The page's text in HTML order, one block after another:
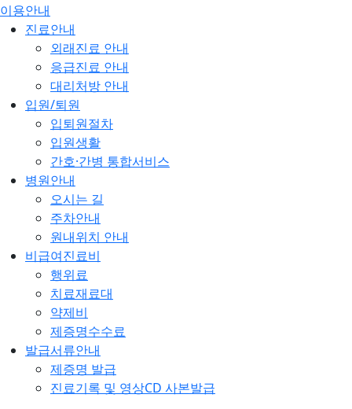
이용안내
진료안내
외래진료 안내
응급진료 안내
대리처방 안내
입원/퇴원
입퇴원절차
입원생활
간호·간병 통합서비스
병원안내
오시는 길
주차안내
원내위치 안내
비급여진료비
행위료
치료재료대
약제비
제증명수수료
발급서류안내
제증명 발급
진료기록 및 영상CD 사본발급